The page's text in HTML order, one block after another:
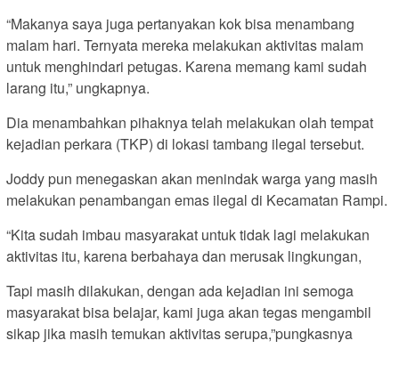
“Makanya saya juga pertanyakan kok bisa menambang
malam hari. Ternyata mereka melakukan aktivitas malam
untuk menghindari petugas. Karena memang kami sudah
larang itu,” ungkapnya.
Dia menambahkan pihaknya telah melakukan olah tempat
kejadian perkara (TKP) di lokasi tambang ilegal tersebut.
Joddy pun menegaskan akan menindak warga yang masih
melakukan penambangan emas ilegal di Kecamatan Rampi.
“Kita sudah imbau masyarakat untuk tidak lagi melakukan
aktivitas itu, karena berbahaya dan merusak lingkungan,
Tapi masih dilakukan, dengan ada kejadian ini semoga
masyarakat bisa belajar, kami juga akan tegas mengambil
sikap jika masih temukan aktivitas serupa,”pungkasnya